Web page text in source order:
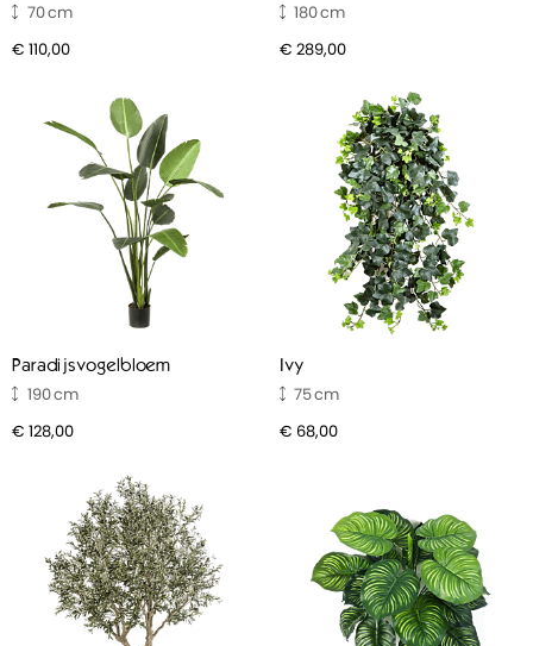
70
€ 110,00
180
€ 289,00
Paradijsvogelbloem
190
€ 128,00
Ivy
75
€ 68,00